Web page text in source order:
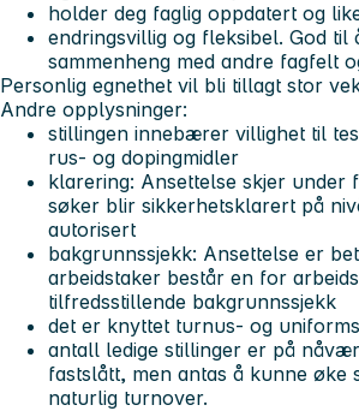
holder deg faglig oppdatert og
endringsvillig og fleksibel. God til
sammenheng med andre fagfelt
Personlig egnethet vil bli tillagt stor
Andre opplysninger:
stillingen innebærer villighet til
rus- og dopingmidler
klarering: Ansettelse skjer under
søker blir sikkerhetsklarert på
autorisert
bakgrunnssjekk: Ansettelse er
arbeidstaker består en for
tilfredsstillende bakgrunnssjekk
det er knyttet turnus- og
antall ledige stillinger er på
fastslått, men antas å kunne øke
naturlig turnover.